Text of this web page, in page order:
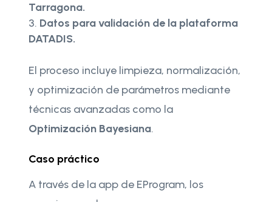
Tarragona.
Datos para validación de la plataforma
DATADIS.
El proceso incluye limpieza, normalización,
y optimización de parámetros mediante
técnicas avanzadas como la
Optimización Bayesiana.
Caso práctico
A través de la app de EProgram, los